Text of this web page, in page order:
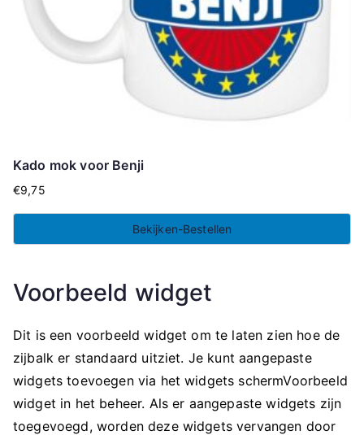
Kado mok voor Benji
€9,75
Bekijken-Bestellen
Voorbeeld widget
Dit is een voorbeeld widget om te laten zien hoe de
zijbalk er standaard uitziet. Je kunt aangepaste
widgets toevoegen via het widgets schermVoorbeeld
widget in het beheer. Als er aangepaste widgets zijn
toegevoegd, worden deze widgets vervangen door